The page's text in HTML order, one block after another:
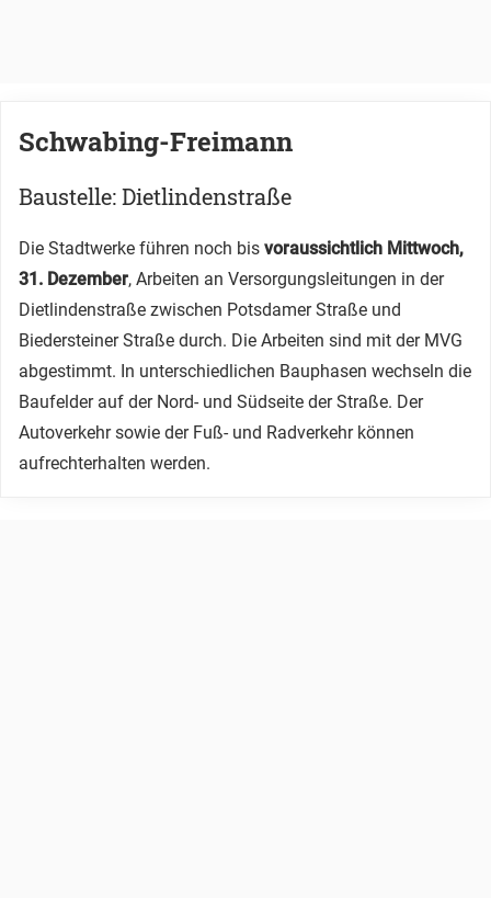
Schwabing-Freimann
Baustelle: Dietlindenstraße
Die Stadtwerke führen noch bis voraussichtlich Mittwoch,
31. Dezember, Arbeiten an Versorgungsleitungen in der
Dietlindenstraße zwischen Potsdamer Straße und
Biedersteiner Straße durch. Die Arbeiten sind mit der MVG
abgestimmt. In unterschiedlichen Bauphasen wechseln die
Baufelder auf der Nord- und Südseite der Straße. Der
Autoverkehr sowie der Fuß- und Radverkehr können
aufrechterhalten werden.